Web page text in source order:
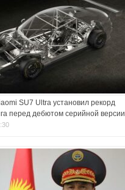
SU7 Ultra установил рекорд
перед дебютом серийной версии